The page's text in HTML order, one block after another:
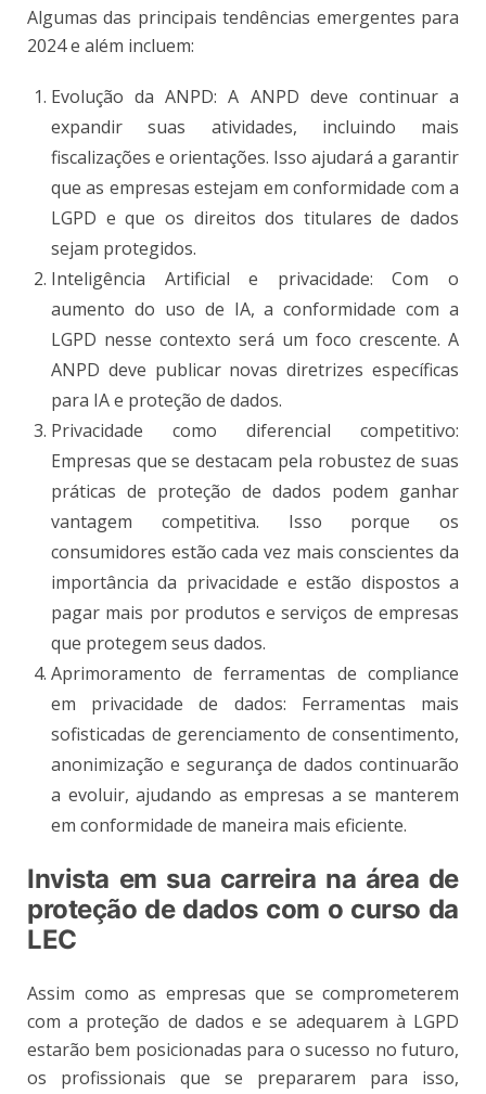
Algumas das principais tendências emergentes para
2024 e além incluem:
Evolução da ANPD: A ANPD deve continuar a
expandir suas atividades, incluindo mais
fiscalizações e orientações. Isso ajudará a garantir
que as empresas estejam em conformidade com a
LGPD e que os direitos dos titulares de dados
sejam protegidos.
Inteligência Artificial e privacidade: Com o
aumento do uso de IA, a conformidade com a
LGPD nesse contexto será um foco crescente. A
ANPD deve publicar novas diretrizes específicas
para IA e proteção de dados.
Privacidade como diferencial competitivo:
Empresas que se destacam pela robustez de suas
práticas de proteção de dados podem ganhar
vantagem competitiva. Isso porque os
consumidores estão cada vez mais conscientes da
importância da privacidade e estão dispostos a
pagar mais por produtos e serviços de empresas
que protegem seus dados.
Aprimoramento de ferramentas de compliance
em privacidade de dados: Ferramentas mais
sofisticadas de gerenciamento de consentimento,
anonimização e segurança de dados continuarão
a evoluir, ajudando as empresas a se manterem
em conformidade de maneira mais eficiente.
Invista em sua carreira na área de
proteção de dados com o curso da
LEC
Assim como as empresas que se comprometerem
com a proteção de dados e se adequarem à LGPD
estarão bem posicionadas para o sucesso no futuro,
os profissionais que se prepararem para isso,